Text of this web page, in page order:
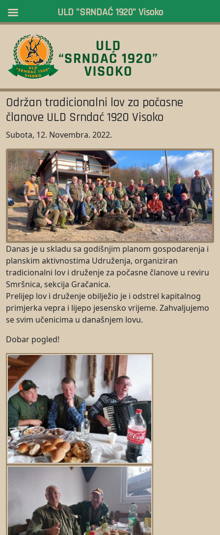
Održan tradicionalni lov za počasne
članove ULD Srndać 1920 Visoko
Subota, 12. Novembra. 2022.
Danas je u skladu sa godišnjim planom gospodarenja i
planskim aktivnostima Udruženja, organiziran
tradicionalni lov i druženje za počasne članove u reviru
Smršnica, sekcija Gračanica.
Prelijep lov i druženje obilježio je i odstrel kapitalnog
primjerka vepra i lijepo jesensko vrijeme. Zahvaljujemo
se svim učenicima u današnjem lovu.
Dobar pogled!
ULD "SRNDAĆ 1920" Visoko